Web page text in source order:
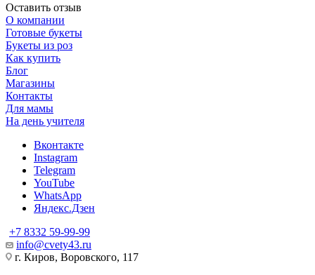
Оставить отзыв
О компании
Готовые букеты
Букеты из роз
Как купить
Блог
Магазины
Контакты
Для мамы
На день учителя
Вконтакте
Instagram
Telegram
YouTube
WhatsApp
Яндекс.Дзен
+7 8332 59-99-99
info@cvety43.ru
г. Киров, Воровского, 117